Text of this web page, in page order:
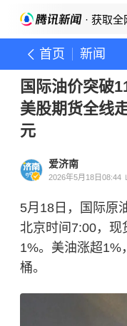
· 获取
首页 新闻
国际油价突破
美股期货全线
元
爱济南
2026年5月18日08:44
5月18日，国际原
北京时间7:00，现
1%。美油涨超1%
桶。